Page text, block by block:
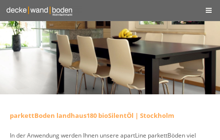
parkettBoden landhaus180 bioSilentÖl | Stockholm
In der Anwendung werden Ihnen unsere apartLine parkettBöden viel